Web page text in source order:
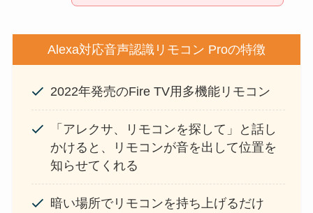
Alexa対応音声認識リモコン Proの特徴
2022年発売のFire TV用多機能リモコン
「アレクサ、リモコンを探して」と話し
かけると、リモコンが音を出して位置を
知らせてくれる
暗い場所でリモコンを持ち上げるだけ